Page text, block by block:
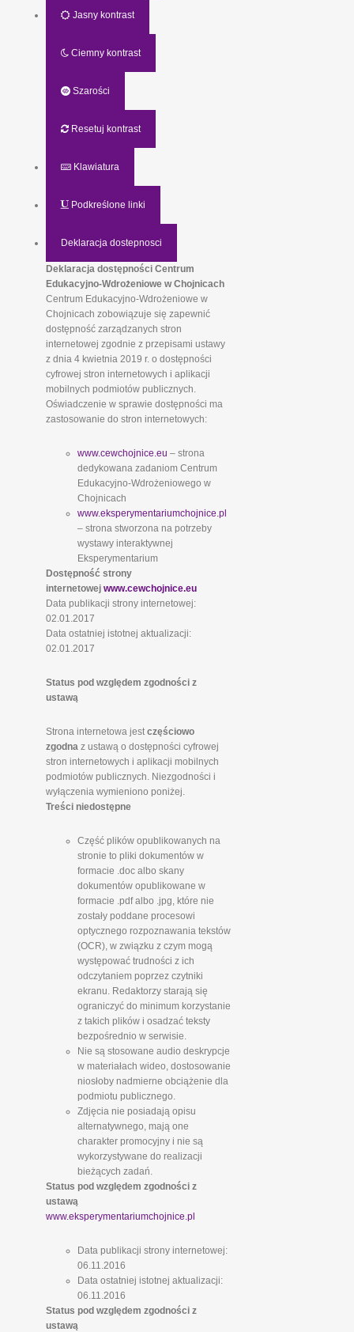
Jasny kontrast
Ciemny kontrast
Szarości
Resetuj kontrast
Klawiatura
Podkreślone linki
Deklaracja dostepnosci
Deklaracja dostępności Centrum
Edukacyjno-Wdrożeniowe w Chojnicach
Centrum Edukacyjno-Wdrożeniowe w
Chojnicach zobowiązuje się zapewnić
dostępność zarządzanych stron
internetowej zgodnie z przepisami ustawy
z dnia 4 kwietnia 2019 r. o dostępności
cyfrowej stron internetowych i aplikacji
mobilnych podmiotów publicznych.
Oświadczenie w sprawie dostępności ma
zastosowanie do stron internetowych:
www.cewchojnice.eu – strona
dedykowana zadaniom Centrum
Edukacyjno-Wdrożeniowego w
Chojnicach
www.eksperymentariumchojnice.pl
– strona stworzona na potrzeby
wystawy interaktywnej
Eksperymentarium
Dostępność strony
internetowej www.cewchojnice.eu
Data publikacji strony internetowej:
02.01.2017
Data ostatniej istotnej aktualizacji:
02.01.2017
Status pod względem zgodności z
ustawą
Strona internetowa jestczęściowo
zgodnaz ustawą o dostępności cyfrowej
stron internetowych i aplikacji mobilnych
podmiotów publicznych. Niezgodności i
wyłączenia wymieniono poniżej.
Treści niedostępne
Część plików opublikowanych na
stronie to pliki dokumentów w
formacie .doc albo skany
dokumentów opublikowane w
formacie .pdf albo .jpg, które nie
zostały poddane procesowi
optycznego rozpoznawania tekstów
(OCR), w związku z czym mogą
występować trudności z ich
odczytaniem poprzez czytniki
ekranu. Redaktorzy starają się
ograniczyć do minimum korzystanie
z takich plików i osadzać teksty
bezpośrednio w serwisie.
Nie są stosowane audio deskrypcje
w materiałach wideo, dostosowanie
niosłoby nadmierne obciążenie dla
podmiotu publicznego.
Zdjęcia nie posiadają opisu
alternatywnego, mają one
charakter promocyjny i nie są
wykorzystywane do realizacji
bieżących zadań.
Status pod względem zgodności z
ustawą
www.eksperymentariumchojnice.pl
Data publikacji strony internetowej:
06.11.2016
Data ostatniej istotnej aktualizacji:
06.11.2016
Status pod względem zgodności z
ustawą